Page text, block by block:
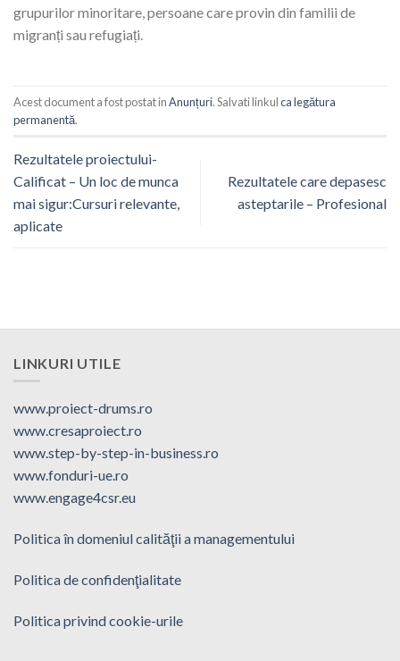
grupurilor minoritare, persoane care provin din familii de
migranți sau refugiați.
Acest document a fost postat inAnunțuri. Salvati linkulca legătura
permanentă.
Rezultatele proiectului-
Calificat – Un loc de munca
mai sigur:Cursuri relevante,
aplicate
Rezultatele care depasesc
asteptarile – Profesional
LINKURI UTILE
www.proiect-drums.ro
www.cresaproiect.ro
www.step-by-step-in-business.ro
www.fonduri-ue.ro
www.engage4csr.eu
Politica în domeniul calităţii a managementului
Politica de confidenţialitate
Politica privind cookie-urile